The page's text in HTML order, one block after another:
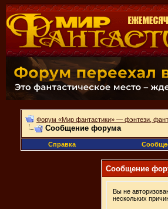
Форум «Мир фантастики» — фэнтези,
Сообщение форума
Справка
Сообщение
Вы не
нескольких